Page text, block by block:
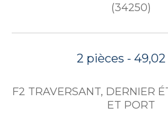
(34250)
2 pièces - 49,02
F2 TRAVERSANT, DERNIER
ET PORT